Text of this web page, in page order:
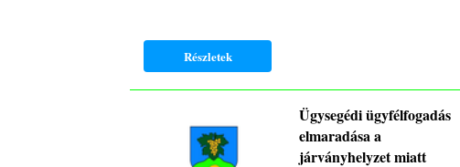
Részletek
Ügysegédi ügyfélfogadás
elmaradása a
járványhelyzet miatt